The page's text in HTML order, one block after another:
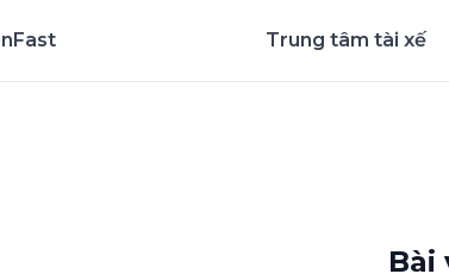
Trung tâm tài xế
Bài